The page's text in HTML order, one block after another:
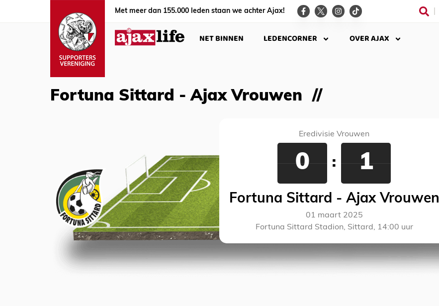
Met meer dan 155.000 leden staan we achter Ajax!
NET BINNEN LEDENCORNER OVER AJAX
Fortuna Sittard - Ajax Vrouwen
Eredivisie Vrouwen
0 : 1
Fortuna Sittard - Ajax Vrouwen
01 maart 2025
Fortuna Sittard Stadion, Sittard, 14:00 uur